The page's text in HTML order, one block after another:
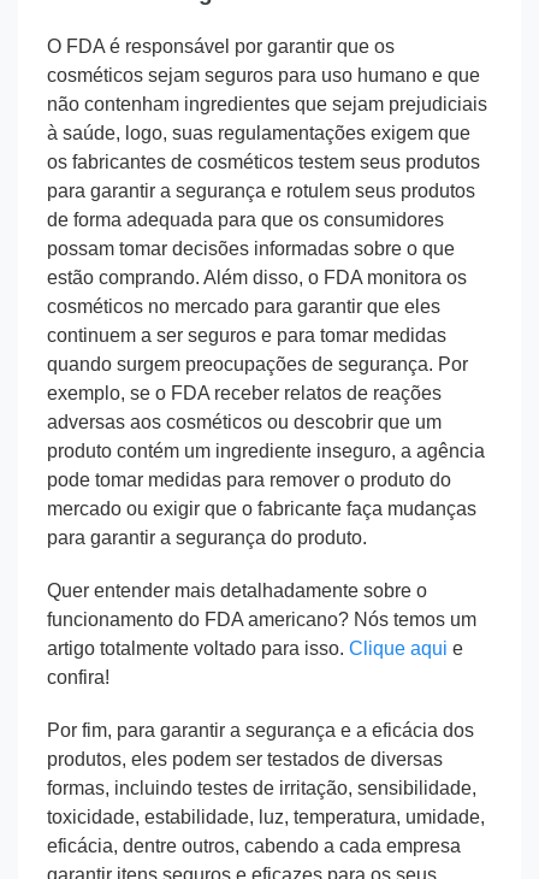
O FDA é responsável por garantir que os
cosméticos sejam seguros para uso humano e que
não contenham ingredientes que sejam prejudiciais
à saúde, logo, suas regulamentações exigem que
os fabricantes de cosméticos testem seus produtos
para garantir a segurança e rotulem seus produtos
de forma adequada para que os consumidores
possam tomar decisões informadas sobre o que
estão comprando. Além disso, o FDA monitora os
cosméticos no mercado para garantir que eles
continuem a ser seguros e para tomar medidas
quando surgem preocupações de segurança. Por
exemplo, se o FDA receber relatos de reações
adversas aos cosméticos ou descobrir que um
produto contém um ingrediente inseguro, a agência
pode tomar medidas para remover o produto do
mercado ou exigir que o fabricante faça mudanças
para garantir a segurança do produto.
Quer entender mais detalhadamente sobre o
funcionamento do FDA americano? Nós temos um
artigo totalmente voltado para isso. Clique aqui e
confira!
Por fim, para garantir a segurança e a eficácia dos
produtos, eles podem ser testados de diversas
formas, incluindo testes de irritação, sensibilidade,
toxicidade, estabilidade, luz, temperatura, umidade,
eficácia, dentre outros, cabendo a cada empresa